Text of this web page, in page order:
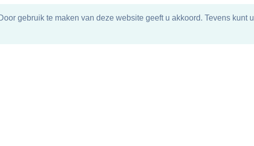
gebruik te maken van deze website geeft u akkoord. Tevens kunt u